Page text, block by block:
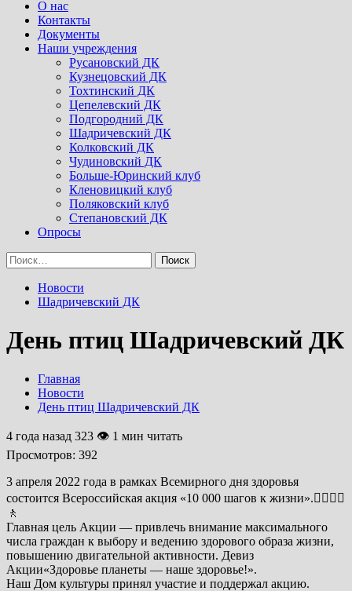
Menu
О нас
Контакты
Документы
Наши учреждения
Русановский ДК
Кузнецовский ДК
Тохтинский ДК
Цепелевский ДК
Подгородний ДК
Шадричевский ДК
Колковский ДК
Чудиновский ДК
Больше-Юринский клуб
Кленовицкий клуб
Поляковский клуб
Степановский ДК
Опросы
Найти:
Новости
Шадричевский ДК
День птиц Шадричевский ДК
Главная
Новости
День птиц Шадричевский ДК
4 года назад 323 👁 1 мин читать
Просмотров: 392
3 апреля 2022 года в рамках Всемирного дня здоровья
состоится Всероссийская акция «10 000 шагов к жизни».🚶‍♂🚶‍♀
🚶
Главная цель Акции — привлечь внимание максимального
числа граждан к выбору и ведению здорового образа жизни,
повышению двигательной активности. Девиз
Акции«Здоровье планеты — наше здоровье!».
Наш Дом культуры принял участие и поддержал акцию.